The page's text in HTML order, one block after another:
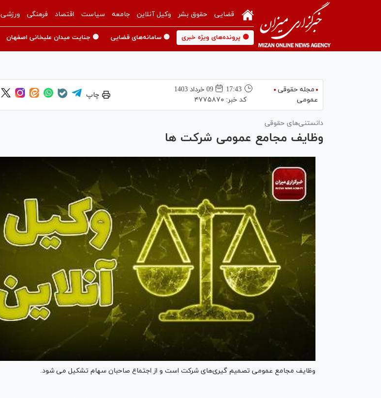
قضایی حقوق بشر وکیل آنلاین جامعه سیاست اقتصاد فرهنگی ورزشی
🟡 پرونده‌های ویژه خبری 🟡 سامانه‌های قضایی 🟡 جنایت میدان علیخانی اصفهان
مجله حقوقی
عمومی
17:43
09 خرداد 1403
کد خبر: ۴۷۷۵۸۷۰
چاپ
دانستنی‌های حقوقی
وظایف مجامع عمومی شرکت ها
وظایف مجامع عمومی تصمیم گیری‌های شرکت است و از اجتماع صاحبان سهام تشکیل می شود.